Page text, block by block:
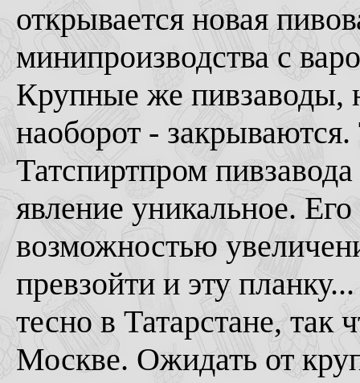
открывается новая
минипроизводства с
Крупные же пивзаводы,
наоборот -
Татспиртпром
явление уникальное.
возможностью
превзойти и эту
тесно в Татарстане, так
Москве. Ожидать от